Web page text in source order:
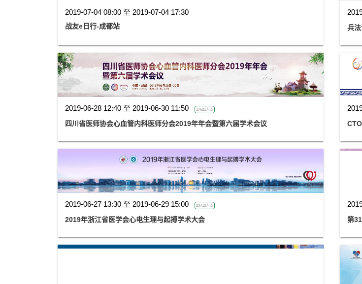
2019-07-04 08:00 至 2019-07-04 17:30
战友e日行-成都站 兵
2019-06-28 12:40 至 2019-06-30 11:50 17621人次
四川省医师协会心血管内科医师分会2019年年会暨第六届学术会议
2019-06-27 13:30 至 2019-06-29 15:00 23712人次
2019年浙江省医学会心电生理与起搏学术大会 第